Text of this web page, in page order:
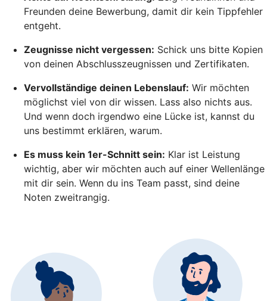
Freunden deine Bewerbung, damit dir kein Tippfehler
entgeht.
Zeugnisse nicht vergessen: Schick uns bitte Kopien
von deinen Abschlusszeugnissen und Zertifikaten.
Vervollständige deinen Lebenslauf: Wir möchten
möglichst viel von dir wissen. Lass also nichts aus.
Und wenn doch irgendwo eine Lücke ist, kannst du
uns bestimmt erklären, warum.
Es muss kein 1er-Schnitt sein: Klar ist Leistung
wichtig, aber wir möchten auch auf einer Wellenlänge
mit dir sein. Wenn du ins Team passt, sind deine
Noten zweitrangig.